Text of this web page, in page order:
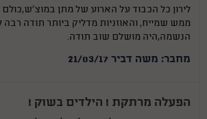
לירון כל הכבוד על הארוע של מתן במוצ'ש,כולם
ממש שמייח, והאוזניות מדליק ביותר תודה
הנשמה,היה מושלם שוב תודה.
מחבר: משה דביר 21/03/17
הפעלה מרתקת ! הילדים בשוק !